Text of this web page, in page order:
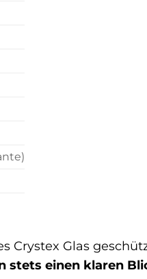
Crystex Glas
stets einen klaren